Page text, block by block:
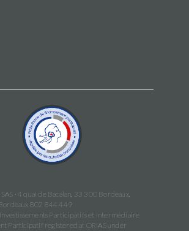
· 4 quai de Bacalan, 33 300 Bordeaux,
Bordeaux 802 844 449
Participatifs et Intermédiaire
Participatif registered at ORIAS under